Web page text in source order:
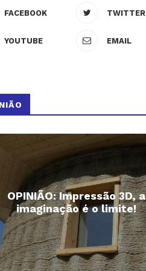
FACEBOOK TWITTER
YOUTUBE EMAIL
OPINIÃO: Impressão 3D, a
imaginação é o limite!